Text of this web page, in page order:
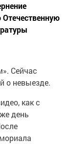
Сейчас
о невыезде.
как с
день